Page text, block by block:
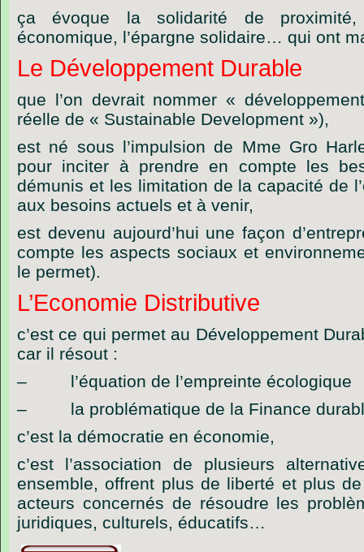
ça évoque la solidarité de proximité,
économique, l’épargne solidaire… qui ont
Le Développement Durable
que l’on devrait nommer «
réelle de « Sustainable Development »),
est né sous l’impulsion de Mme Gro
pour inciter à prendre en compte les
démunis et les limitation de la capacité de
aux besoins actuels et à venir,
est devenu aujourd’hui une façon
compte les aspects sociaux et
le permet).
L’Economie Distributive
c’est ce qui permet au Développement
car il résout :
– l’équation de l’empreinte écologique
– la problématique de la Finance
c’est la démocratie en économie,
c’est l’association de plusieurs
ensemble, offrent plus de liberté et plus
acteurs concernés de résoudre les
juridiques, culturels, éducatifs…